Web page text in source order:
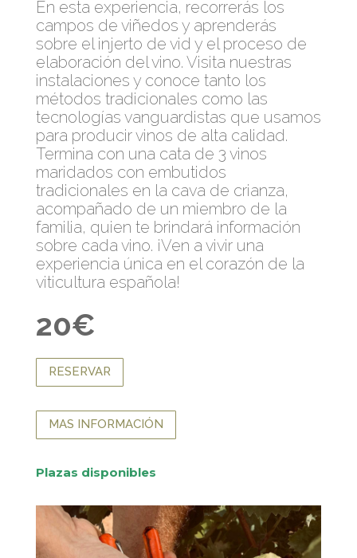
En esta experiencia, recorrerás los
campos de viñedos y aprenderás
sobre el injerto de vid y el proceso de
elaboración del vino. Visita nuestras
instalaciones y conoce tanto los
métodos tradicionales como las
tecnologías vanguardistas que usamos
para producir vinos de alta calidad.
Termina con una cata de 3 vinos
maridados con embutidos
tradicionales en la cava de crianza,
acompañado de un miembro de la
familia, quien te brindará información
sobre cada vino. ¡Ven a vivir una
experiencia única en el corazón de la
viticultura española!
20€
RESERVAR
MAS INFORMACIÓN
Plazas disponibles